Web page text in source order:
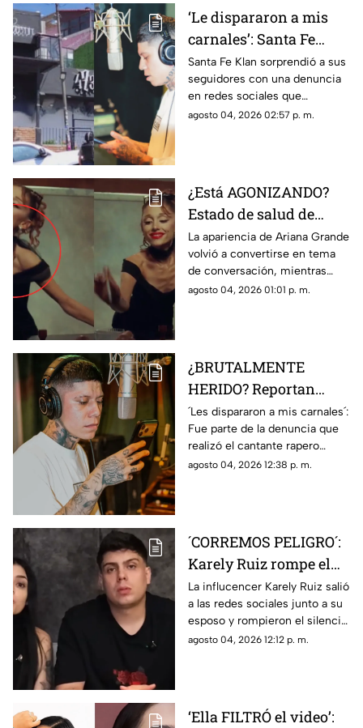
‘Le dispararon a mis
carnales’: Santa Fe
Klan ROMPE el silencio
tras BALACERA en su
tienda; esto se sabe
Santa Fe Klan sorprendió a sus
seguidores con una denuncia
en redes sociales que
rápidamente generó
agosto 04, 2026 02:57 p. m.
¿Está AGONIZANDO?
Estado de salud de
Ariana Grande en la
mira tras anunciar su
RETIRO; ¿qué
enfermedad tiene?
La apariencia de Ariana Grande
volvió a convertirse en tema
de conversación, mientras
nuevas decisiones de la
agosto 04, 2026 01:01 p. m.
¿BRUTALMENTE
HERIDO? Reportan
fuerte balacera en
tienda de Santa Fe
Klan; HAY HERIDOS
´Les dispararon a mis carnales´:
Fue parte de la denuncia que
realizó el cantante rapero
Santa Fe Klan sobre el
agosto 04, 2026 12:38 p. m.
´CORREMOS PELIGRO´:
Karely Ruiz rompe el
silencio y habla sobre
el VIOLENTO robo en
su casa; esto se sabe
(+VIDEO)
La influcencer Karely Ruiz salió
a las redes sociales junto a su
esposo y rompieron el silencio
luego de que sufrieran un
agosto 04, 2026 12:12 p. m.
‘Ella FILTRÓ el video’: